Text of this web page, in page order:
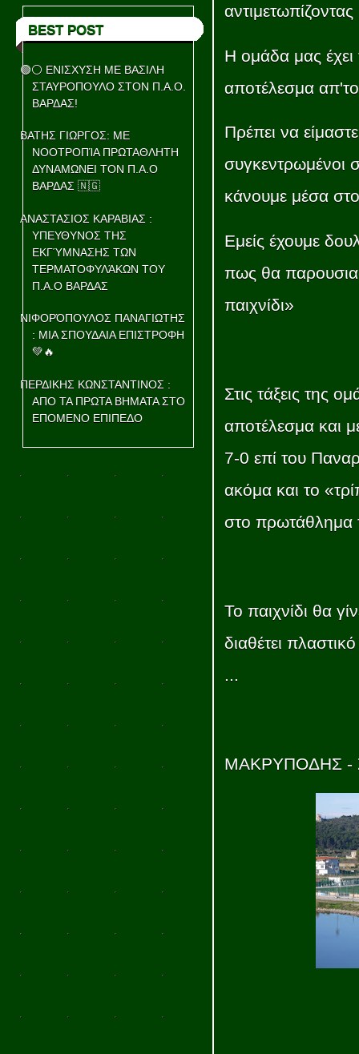
BEST POST
🟢⚪ ΕΝΙΣΧΥΣΗ ΜΕ ΒΑΣΙΛΗ
ΣΤΑΥΡΟΠΟΥΛΟ ΣΤΟΝ Π.Α.Ο.
ΒΑΡΔΑΣ!
ΒΑΤΗΣ ΓΙΩΡΓΟΣ: ΜΕ
ΝΟΟΤΡΟΠΊΑ ΠΡΩΤΑΘΛΗΤΗ
ΔΥΝΑΜΩΝΕΙ ΤΟΝ Π.Α.Ο
ΒΑΡΔΑΣ 🇳🇬
ΑΝΑΣΤΑΣΙΟΣ ΚΑΡΑΒΙΑΣ :
ΥΠΕΥΘΥΝΟΣ ΤΗΣ
ΕΚΓΎΜΝΑΣΗΣ ΤΩΝ
ΤΕΡΜΑΤΟΦΥΛΆΚΩΝ ΤΟΥ
Π.Α.Ο ΒΑΡΔΑΣ
ΝΙΦΟΡΌΠΟΥΛΟΣ ΠΑΝΑΓΙΩΤΗΣ
: ΜΙΑ ΣΠΟΥΔΑΙΑ ΕΠΙΣΤΡΟΦΗ
💚🔥
ΠΕΡΔΙΚΗΣ ΚΩΝΣΤΑΝΤΙΝΟΣ :
ΑΠΟ ΤΑ ΠΡΩΤΑ ΒΗΜΑΤΑ ΣΤΟ
ΕΠΟΜΕΝΟ ΕΠΙΠΕΔΟ
Η ομάδα μας έχει
αποτέλεσμα
Πρέπει να
συγκεντρωμένοι
κάνουμε μέσα
Εμείς έχουμε
πως θα
παιχνίδι»
Στις τάξεις της
αποτέλεσμα και
7-0 επί του
ακόμα και το
στο πρωτάθλημα
Το παιχνίδι θα
διαθέτει
...
ΜΑΚΡΥΠΟΔΗΣ -